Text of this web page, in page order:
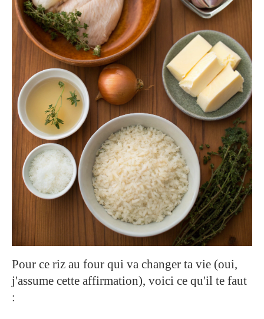
Pour ce riz au four qui va changer ta vie (oui,
j'assume cette affirmation), voici ce qu'il te faut
: